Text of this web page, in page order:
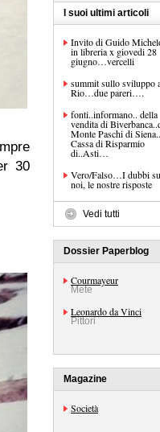
30
I suoi ultimi articoli
Invito di Guido
in libreria x giovedi 28
giugno…vercelli
summit sullo sviluppo
Rio…due pareri….
fonti..informano.. della
vendita di
Monte Paschi di
Cassa di Risparmio
di..Asti…
Vero/Falso…I dubbi
noi, le nostre risposte
Vedi tutti
Dossier Paperblog
Courmayeur
Mete
Leonardo da Vinci
Pittori
Magazine
Società